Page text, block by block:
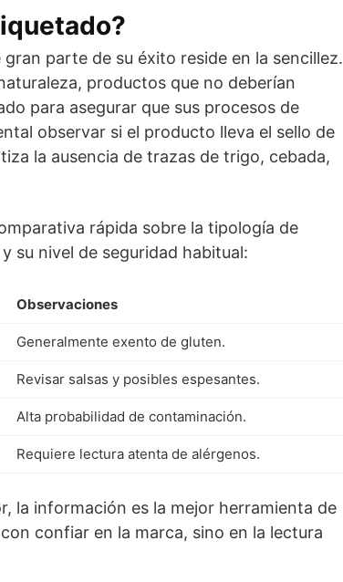
parte de su éxito reside en la sencillez.
productos que no deberían
para asegurar que sus procesos de
observar si el producto lleva el sello de
la ausencia de trazas de trigo, cebada,
rápida sobre la tipología de
su nivel de seguridad habitual:
Observaciones
Generalmente exento de gluten.
Revisar salsas y posibles espesantes.
Alta probabilidad de contaminación.
Requiere lectura atenta de alérgenos.
la información es la mejor herramienta de
confiar en la marca, sino en la lectura